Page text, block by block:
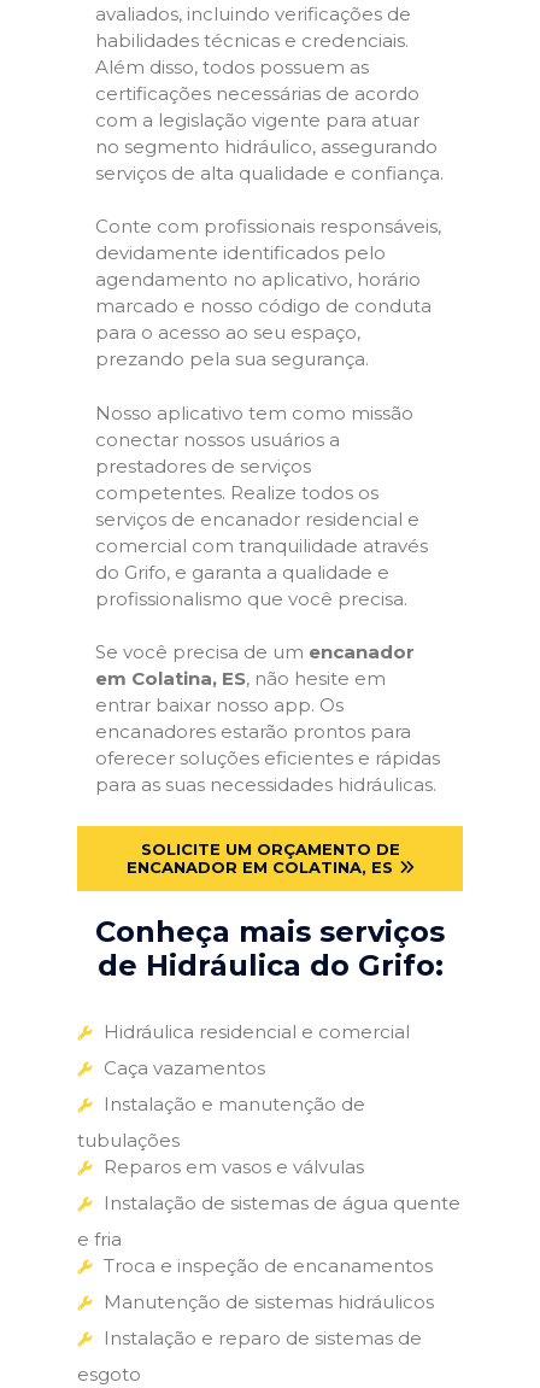
avaliados, incluindo verificações de
habilidades técnicas e credenciais.
Além disso, todos possuem as
certificações necessárias de acordo
com a legislação vigente para atuar
no segmento hidráulico, assegurando
serviços de alta qualidade e confiança.
Conte com profissionais responsáveis,
devidamente identificados pelo
agendamento no aplicativo, horário
marcado e nosso código de conduta
para o acesso ao seu espaço,
prezando pela sua segurança.
Nosso aplicativo tem como missão
conectar nossos usuários a
prestadores de serviços
competentes. Realize todos os
serviços de encanador residencial e
comercial com tranquilidade através
do Grifo, e garanta a qualidade e
profissionalismo que você precisa.
Se você precisa de um encanador
em Colatina, ES, não hesite em
entrar baixar nosso app. Os
encanadores estarão prontos para
oferecer soluções eficientes e rápidas
para as suas necessidades hidráulicas.
SOLICITE UM ORÇAMENTO DE
ENCANADOR EM COLATINA, ES
Conheça mais serviços
de Hidráulica do Grifo:
Hidráulica residencial e comercial
Caça vazamentos
Instalação e manutenção de
tubulações
Reparos em vasos e válvulas
Instalação de sistemas de água quente
e fria
Troca e inspeção de encanamentos
Manutenção de sistemas hidráulicos
Instalação e reparo de sistemas de
esgoto